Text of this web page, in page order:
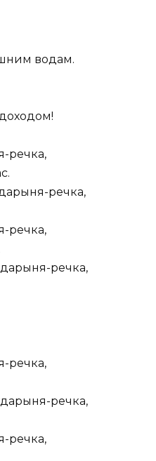
водам.
речка,
речка,
речка,
речка,
речка,
речка,
речка,